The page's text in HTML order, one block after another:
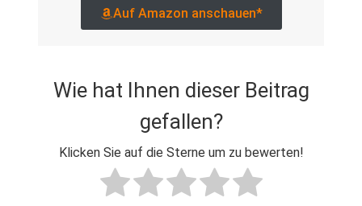
Auf Amazon anschauen*
Wie hat Ihnen dieser Beitrag
gefallen?
Klicken Sie auf die Sterne um zu bewerten!